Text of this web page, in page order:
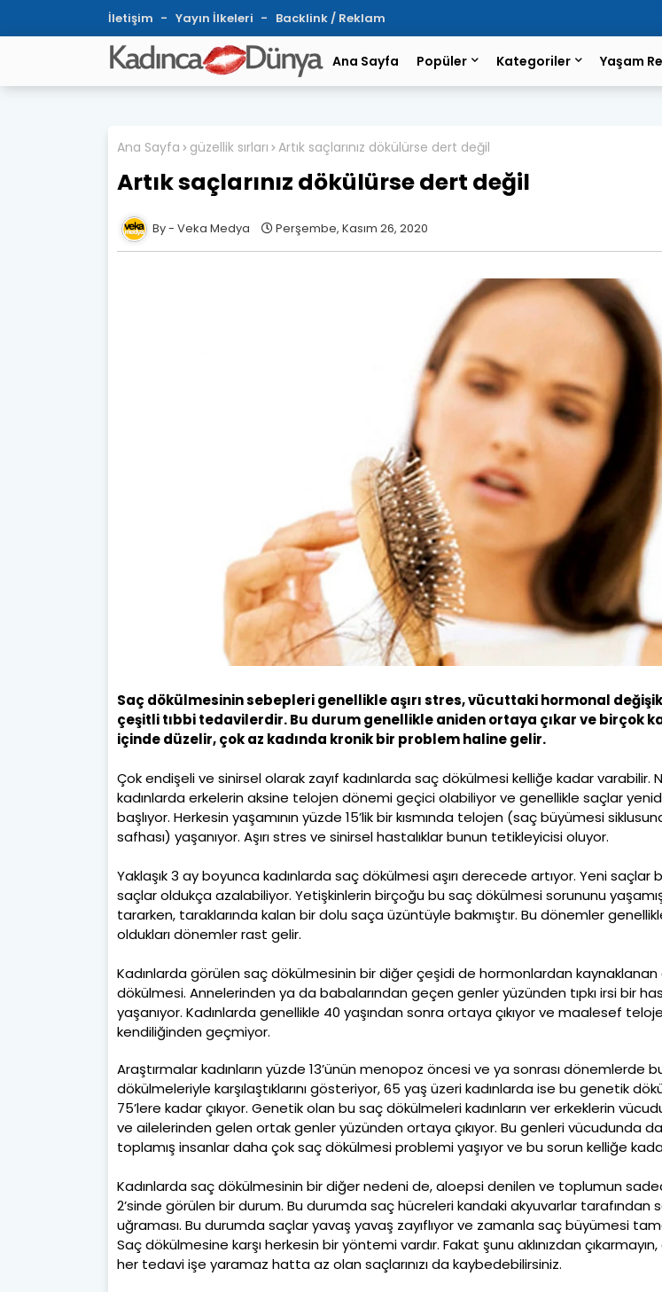
İletişim Yayın İlkeleri Backlink / Reklam
Ana Sayfa Popüler Kategoriler Yaşam
Ana Sayfa güzellik sırları Artık saçlarınız dökülürse dert değil
Artık saçlarınız dökülürse dert değil
Veka Medya Perşembe, Kasım 26, 2020
Saç dökülmesinin sebepleri genellikle aşırı stres, vücuttaki hormonal
çeşitli tıbbi tedavilerdir. Bu durum genellikle aniden ortaya çıkar ve birçok
içinde düzelir, çok az kadında kronik bir problem haline gelir.
Çok endişeli ve sinirsel olarak zayıf kadınlarda saç dökülmesi kelliğe kadar varabilir.
kadınlarda erkelerin aksine telojen dönemi geçici olabiliyor ve genellikle saçlar
başlıyor. Herkesin yaşamının yüzde 15’lik bir kısmında telojen (saç büyümesi
safhası) yaşanıyor. Aşırı stres ve sinirsel hastalıklar bunun tetikleyicisi oluyor.
Yaklaşık 3 ay boyunca kadınlarda saç dökülmesi aşırı derecede artıyor. Yeni saçlar
saçlar oldukça azalabiliyor. Yetişkinlerin birçoğu bu saç dökülmesi sorununu
tararken, taraklarında kalan bir dolu saça üzüntüyle bakmıştır. Bu dönemler
oldukları dönemler rast gelir.
Kadınlarda görülen saç dökülmesinin bir diğer çeşidi de hormonlardan
dökülmesi. Annelerinden ya da babalarından geçen genler yüzünden tıpkı irsi bir
yaşanıyor. Kadınlarda genellikle 40 yaşından sonra ortaya çıkıyor ve maalesef
kendiliğinden geçmiyor.
Araştırmalar kadınların yüzde 13’ünün menopoz öncesi ve ya sonrası dönemlerde
dökülmeleriyle karşılaştıklarını gösteriyor, 65 yaş üzeri kadınlarda ise bu genetik
75’lere kadar çıkıyor. Genetik olan bu saç dökülmeleri kadınların ver erkeklerin
ve ailelerinden gelen ortak genler yüzünden ortaya çıkıyor. Bu genleri vücudunda
toplamış insanlar daha çok saç dökülmesi problemi yaşıyor ve bu sorun kelliğe
Kadınlarda saç dökülmesinin bir diğer nedeni de, aloepsi denilen ve toplumun
2’sinde görülen bir durum. Bu durumda saç hücreleri kandaki akyuvarlar tarafından
uğraması. Bu durumda saçlar yavaş yavaş zayıflıyor ve zamanla saç büyümesi
Saç dökülmesine karşı herkesin bir yöntemi vardır. Fakat şunu aklınızdan
her tedavi işe yaramaz hatta az olan saçlarınızı da kaybedebilirsiniz.